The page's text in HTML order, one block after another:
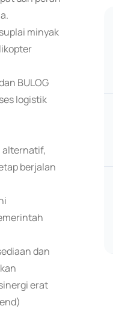
minyak
BULOG
logistik
alternatif,
berjalan
dan
erat